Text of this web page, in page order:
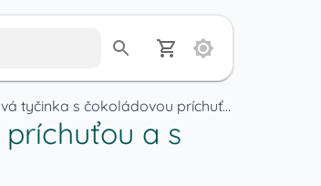
BioTechUSA Vegánska proteínová tyčinka s čokoládovou príchuťou a s polevou
a s